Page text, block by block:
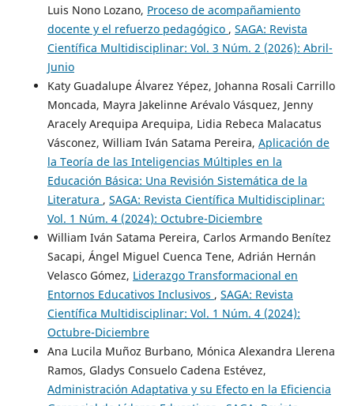
Luis Nono Lozano, Proceso de acompañamiento
docente y el refuerzo pedagógico , SAGA: Revista
Científica Multidisciplinar: Vol. 3 Núm. 2 (2026): Abril-
Junio
Katy Guadalupe Álvarez Yépez, Johanna Rosali Carrillo
Moncada, Mayra Jakelinne Arévalo Vásquez, Jenny
Aracely Arequipa Arequipa, Lidia Rebeca Malacatus
Vásconez, William Iván Satama Pereira, Aplicación de
la Teoría de las Inteligencias Múltiples en la
Educación Básica: Una Revisión Sistemática de la
Literatura , SAGA: Revista Científica Multidisciplinar:
Vol. 1 Núm. 4 (2024): Octubre-Diciembre
William Iván Satama Pereira, Carlos Armando Benítez
Sacapi, Ángel Miguel Cuenca Tene, Adrián Hernán
Velasco Gómez, Liderazgo Transformacional en
Entornos Educativos Inclusivos , SAGA: Revista
Científica Multidisciplinar: Vol. 1 Núm. 4 (2024):
Octubre-Diciembre
Ana Lucila Muñoz Burbano, Mónica Alexandra Llerena
Ramos, Gladys Consuelo Cadena Estévez,
Administración Adaptativa y su Efecto en la Eficiencia